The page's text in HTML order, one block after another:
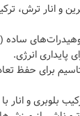
و انار ترش،
پایداری انرژی.
برای حفظ
بلوبری و انار